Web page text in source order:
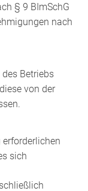
§ 9 BImSchG
nach
des Betriebs
von der
sich